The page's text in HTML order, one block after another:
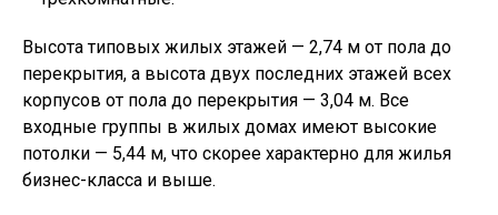
Высота типовых жилых этажей — 2,74 м от пола до
перекрытия, а высота двух последних этажей всех
корпусов от пола до перекрытия — 3,04 м. Все
входные группы в жилых домах имеют высокие
потолки — 5,44 м, что скорее характерно для жилья
бизнес-класса и выше.